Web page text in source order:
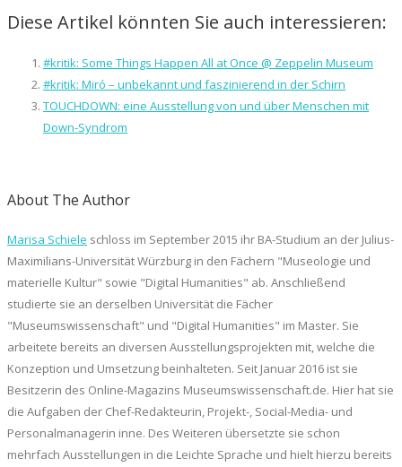
Diese Artikel könnten Sie auch interessieren:
#kritik: Some Things Happen All at Once @ Zeppelin Museum
#kritik: Miró – unbekannt und faszinierend in der Schirn
TOUCHDOWN: eine Ausstellung von und über Menschen mit
Down-Syndrom
About The Author
Marisa Schiele schloss im September 2015 ihr BA-Studium an der Julius-
Maximilians-Universität Würzburg in den Fächern "Museologie und
materielle Kultur" sowie "Digital Humanities" ab. Anschließend
studierte sie an derselben Universität die Fächer
"Museumswissenschaft" und "Digital Humanities" im Master. Sie
arbeitete bereits an diversen Ausstellungsprojekten mit, welche die
Konzeption und Umsetzung beinhalteten. Seit Januar 2016 ist sie
Besitzerin des Online-Magazins Museumswissenschaft.de. Hier hat sie
die Aufgaben der Chef-Redakteurin, Projekt-, Social-Media- und
Personalmanagerin inne. Des Weiteren übersetzte sie schon
mehrfach Ausstellungen in die Leichte Sprache und hielt hierzu bereits